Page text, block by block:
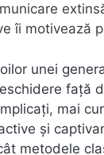
îi motivează
unei
față
mai
și
metodele